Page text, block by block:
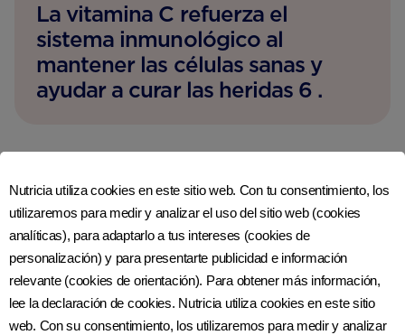
La vitamina C refuerza el
sistema inmunológico al
mantener las células sanas y
ayudar a curar las heridas 6 .
VITAMINA C
Lavitamina C es necesaria para producir colágeno,
una de las fibras que sustenta el crecimiento normal, la
fuerza ósea y la cicatrización de heridas. También
Nutricia utiliza cookies en este sitio web. Con tu consentimiento, los
utilizaremos para medir y analizar el uso del sitio web (cookies
analíticas), para adaptarlo a tus intereses (cookies de
personalización) y para presentarte publicidad e información
relevante (cookies de orientación). Para obtener más información,
lee la declaración de cookies. Nutricia utiliza cookies en este sitio
web. Con su consentimiento, los utilizaremos para medir y analizar